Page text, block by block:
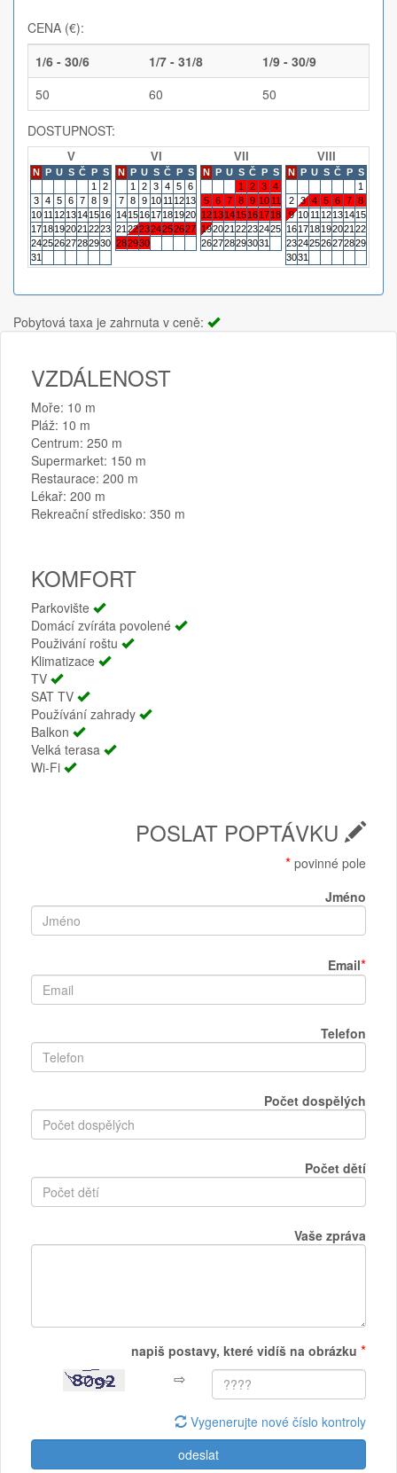
CENA (€):
1/6 - 30/6
1/7 - 31/8
1/9 - 30/9
50
60 50
DOSTUPNOST:
V
N P U S Č P S
1
2
3 4 5 6 7 8 9
10 11 1213141516
1718192021 2223
24252627282930
31
VI
N P U S Č P S
1
2 3 4 5 6
7 8 9 10 11 1213
14151617181920
21 222324252627
282930
VII
N P U S Č P S
1
2 3 4
5 6 7 8 9 10 11
12131415161718
192021 22232425
262728293031
VIII
N P U S Č P S
1
2 3 4 5 6 7 8
9 10 11 12131415
161718192021 22
23242526272829
3031
Pobytová taxa je zahrnuta v ceně:
VZDÁLENOST
Moře: 10 m
Pláž: 10 m
Centrum: 250 m
Supermarket: 150 m
Restaurace: 200 m
Lékař: 200 m
Rekreační středisko: 350 m
KOMFORT
Parkovište
Domácí zvíráta povolené
Použivání roštu
Klimatizace
TV
SAT TV
Používání zahrady
Balkon
Velká terasa
Wi-Fi
POSLAT POPTÁVKU
* povinné pole
Jméno
Email*
Telefon
Počet dospělých
Počet dětí
Vaše zpráva
napiš postavy, které vidíš na obrázku *
⇨
Vygenerujte nové číslo kontroly
odeslat